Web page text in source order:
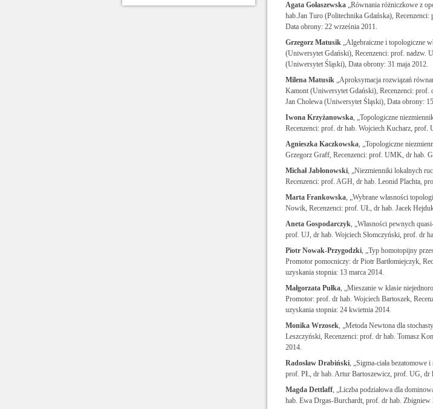
Agata Gołaszewska „Równania różniczkowe z
hab.Jan Turo (Politechnika Gdańska),
Data obrony: 22 września 2011.
Grzegorz Matusik „Algebraiczne i topologiczne
(Uniwersytet Gdański), Recenzenci: prof. nadzw.
(Uniwersytet Śląski), Data obrony: 31 maja 2012.
Milena Matusik „Aproksymacja rozwiązań
Kamont (Uniwersytet Gdański), Recenzenci: prof.
Jan Cholewa (Uniwersytet Śląski), Data obrony:
Iwona Krzyżanowska, „Topologiczne
Recenzenci: prof. dr hab. Wojciech Kucharz,
Agnieszka Kaczkowska, „Topologiczne
Grzegorz Graff, Recenzenci: prof. UMK, dr hab.
Michał Jabłonowski, „Niezmienniki lokalnych
Recenzenci: prof. AGH, dr hab. Leonid Plachta,
Marta Frankowska, „Wybrane własności
Nowik, Recenzenci: prof. UŁ, dr hab. Jacek
Aneta Gospodarczyk, „Własności pewnych
prof. UJ, dr hab. Wojciech Słomczyński, prof. dr
Piotr Nowak-Przygodzki, „Typ homotopijny
Promotor pomocniczy: dr Piotr Bartłomiejczyk,
uzyskania stopnia: 13 marca 2014.
Małgorzata Pułka, „Mieszanie w klasie
Promotor: prof. dr hab. Wojciech Bartoszek,
uzyskania stopnia: 24 kwietnia 2014.
Monika Wrzosek, „Metoda Newtona dla
Leszczyński, Recenzenci: prof. dr hab. Tomasz
2014.
Radosław Drabiński, „Sigma-ciała bezatomowe
prof. PŁ, dr hab. Artur Bartoszewicz, prof. UG, dr
Magda Dettlaff, „Liczba podziałowa dla
hab. Ewa Drgas-Burchardt, prof. dr hab.